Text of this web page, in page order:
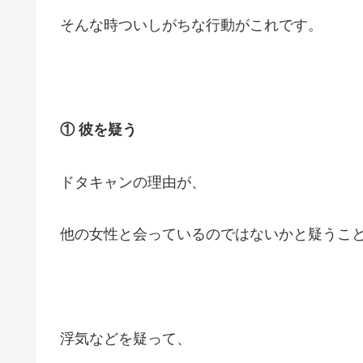
そんな時ついしがちな行動がこれです。
① 彼を疑う
ドタキャンの理由が、
他の女性と会っているのではないかと疑うこ
浮気などを疑って、